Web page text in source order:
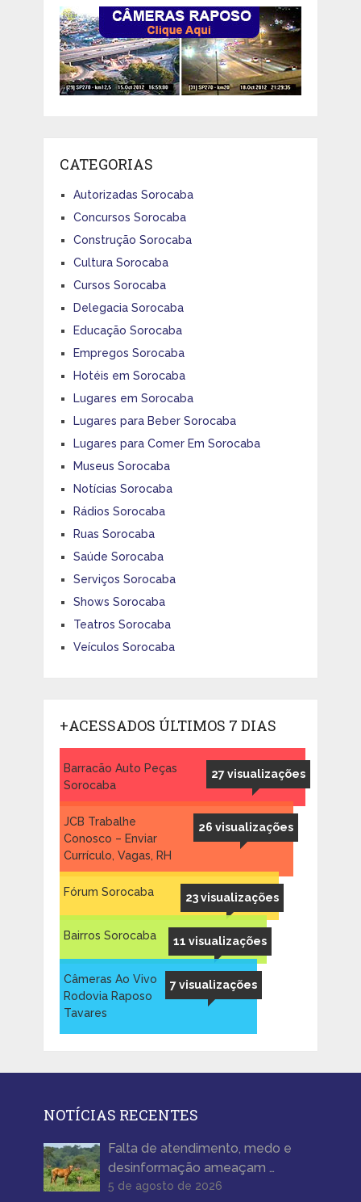
CATEGORIAS
Autorizadas Sorocaba
Concursos Sorocaba
Construção Sorocaba
Cultura Sorocaba
Cursos Sorocaba
Delegacia Sorocaba
Educação Sorocaba
Empregos Sorocaba
Hotéis em Sorocaba
Lugares em Sorocaba
Lugares para Beber Sorocaba
Lugares para Comer Em Sorocaba
Museus Sorocaba
Notícias Sorocaba
Rádios Sorocaba
Ruas Sorocaba
Saúde Sorocaba
Serviços Sorocaba
Shows Sorocaba
Teatros Sorocaba
Veículos Sorocaba
+ACESSADOS ÚLTIMOS 7 DIAS
27 visualizações
Barracão Auto Peças
Sorocaba
26 visualizações
JCB Trabalhe
Conosco – Enviar
Currículo, Vagas, RH
23 visualizações
Fórum Sorocaba
11 visualizações
Bairros Sorocaba
7 visualizações
Câmeras Ao Vivo
Rodovia Raposo
Tavares
NOTÍCIAS RECENTES
Falta de atendimento, medo e
desinformação ameaçam …
5 de agosto de 2026